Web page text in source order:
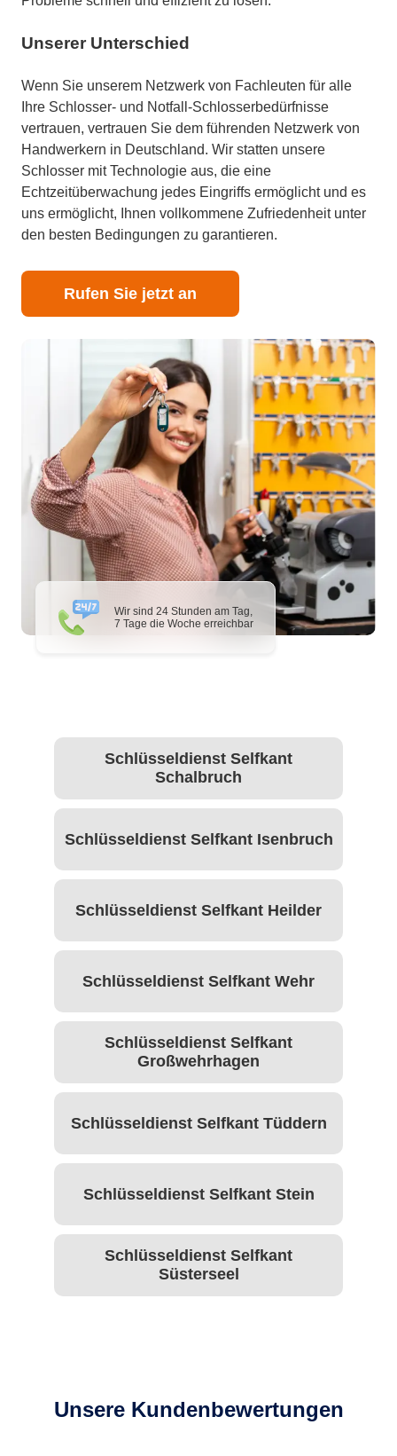
Wir sind 24 Stunden am Tag,
7 Tage die Woche erreichbar
Unserer Unterschied
Wenn Sie unserem Netzwerk von Fachleuten für alle
Ihre Schlosser- und Notfall-Schlosserbedürfnisse
vertrauen, vertrauen Sie dem führenden Netzwerk von
Handwerkern in Deutschland. Wir statten unsere
Schlosser mit Technologie aus, die eine
Echtzeitüberwachung jedes Eingriffs ermöglicht und es
uns ermöglicht, Ihnen vollkommene Zufriedenheit unter
den besten Bedingungen zu garantieren.
Rufen Sie jetzt an
Schlüsseldienst Selfkant
Schalbruch
Schlüsseldienst Selfkant Isenbruch
Schlüsseldienst Selfkant Heilder
Schlüsseldienst Selfkant Wehr
Schlüsseldienst Selfkant
Großwehrhagen
Schlüsseldienst Selfkant Tüddern
Schlüsseldienst Selfkant Stein
Schlüsseldienst Selfkant
Süsterseel
Unsere Kundenbewertungen